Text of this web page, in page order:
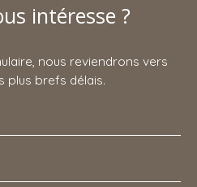
intéresse ?
nous reviendrons vers
plus brefs délais.